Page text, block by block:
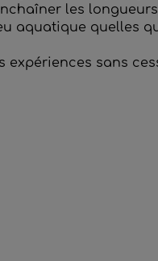
les
aquatique quelles
expériences sans